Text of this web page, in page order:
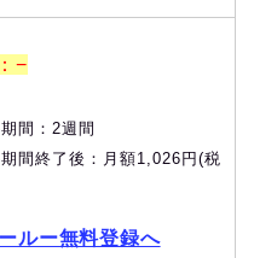
−
間：2週間
間終了後：月額1,026円(税
ルー無料登録へ